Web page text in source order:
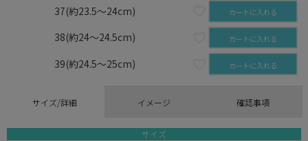
37(約23.5～24cm) カートに入れる
38(約24～24.5cm) カートに入れる
39(約24.5～25cm) カートに入れる
サイズ/詳細 イメージ 確認事項
サイズ